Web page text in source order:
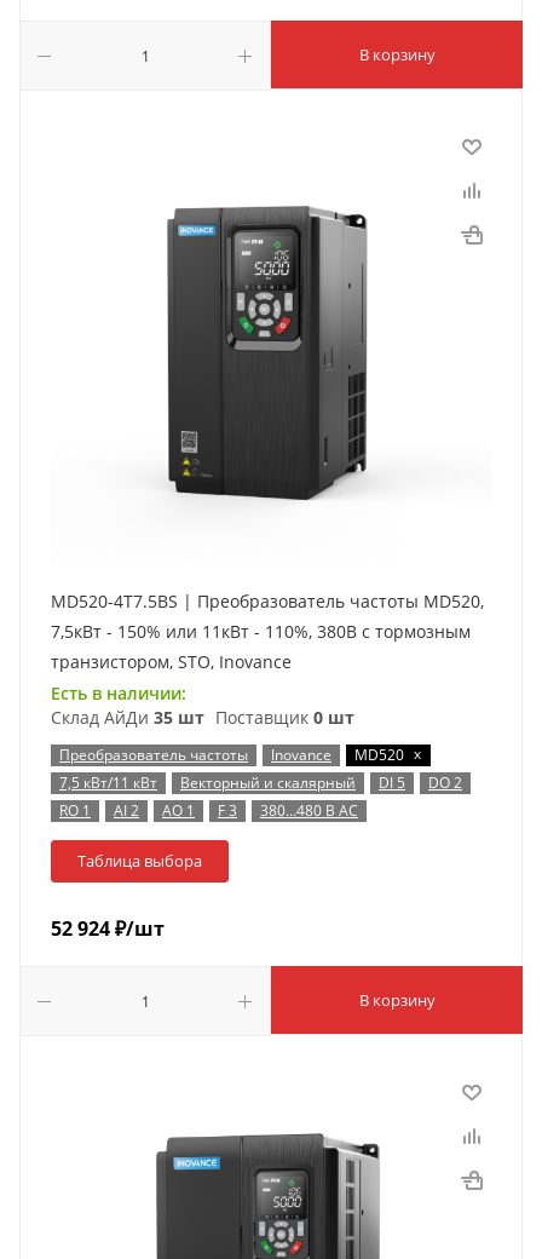
В корзину
MD520-4T7.5BS | Преобразователь частоты MD520,
7,5кВт - 150% или 11кВт - 110%, 380В с тормозным
транзистором, STO, Inovance
Есть в наличии:
Склад АйДи 35 шт Поставщик 0 шт
Преобразователь частоты Inovance MD520 x
7,5 кВт/11 кВт
Векторный и скалярный DI 5
DO 2
RO 1
AI 2 AO 1 F 3 380…480 В AC
Таблица выбора
52 924₽/шт
В корзину